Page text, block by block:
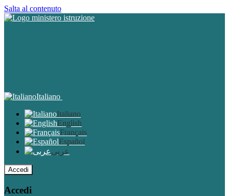
Salta al contenuto
Italiano
Italiano
English
Français
Español
عربى
Accedi
Accedi